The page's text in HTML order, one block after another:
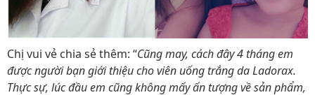
Chị vui vẻ chia sẻ thêm: “Cũng may, cách đây 4 tháng em
được người bạn giới thiệu cho viên uống trắng da Ladorax.
Thực sự, lúc đầu em cũng không mấy ấn tượng về sản phẩm,